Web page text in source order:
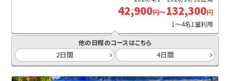
42,900円～132,300円
1～4名1室利用
他の日程のコースはこちら
2日間 4日間